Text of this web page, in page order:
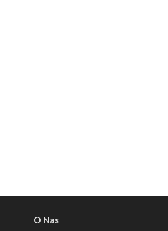
O Nas